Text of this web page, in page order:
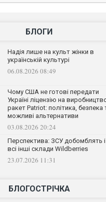
БЛОГИ
Надія лише на культ жінки в
українській культурі
06.08.2026 08:49
Чому США не готові передати
Україні ліцензію на
ракет Patriot: політика, безпека
можливі альтернативи
03.08.2026 20:24
Перспектива: ЗСУ добомблять і
всі інші склади Wildberries
23.07.2026 11:31
БЛОГОСТРІЧКА